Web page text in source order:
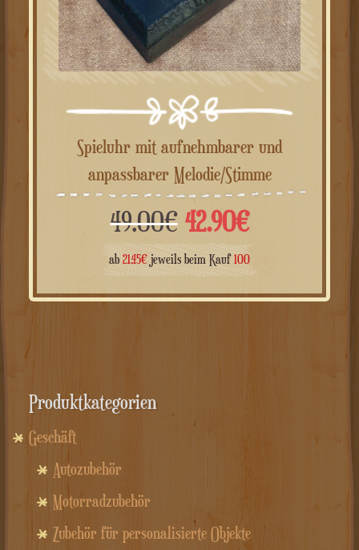
Spieluhr mit aufnehmbarer und
anpassbarer Melodie/Stimme
49.00€ Ursprünglicher
Preis
war:
42.90€Aktueller
Preis
ist:
ab 21.45€ jeweils beim Kauf100
Produktkategorien
Geschäft
Autozubehör
Motorradzubehör
Zubehör für personalisierte Objekte